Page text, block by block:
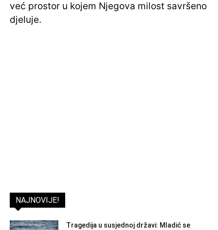
već prostor u kojem Njegova milost savršeno
djeluje.
NAJNOVIJE!
Tragedija u susjednoj državi: Mladić se